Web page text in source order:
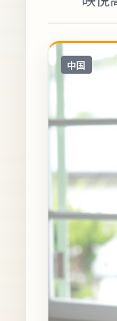
中国